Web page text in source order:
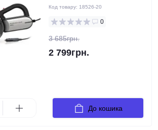
Код товару: 18526-20
0
3 685грн.
2 799грн.
До кошика